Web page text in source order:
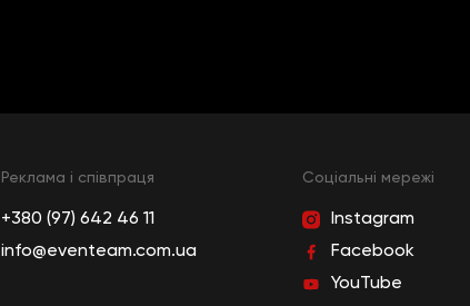
Реклама і співпраця
+380 (97) 642 46 11
info@eventeam.com.ua
Cоціальні мережі
Instagram
Facebook
YouTube